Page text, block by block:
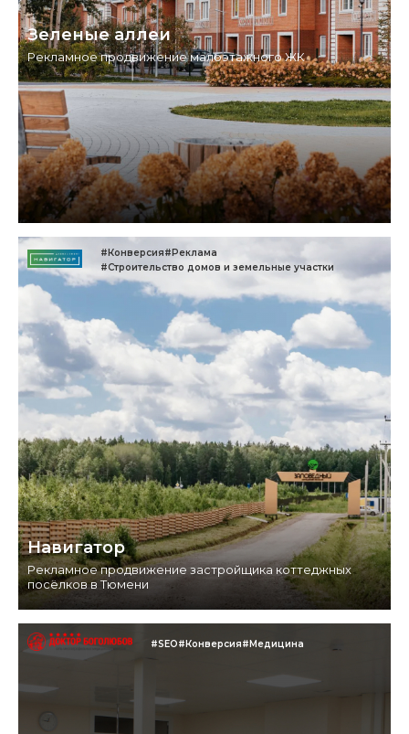
Зеленые аллеи
Рекламное продвижение малоэтажного ЖК
#Конверсия#Реклама
#Строительство домов и земельные участки
Навигатор
Рекламное продвижение застройщика коттеджных
посёлков в Тюмени
#SEO#Конверсия#Медицина